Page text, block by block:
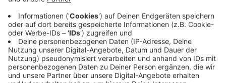
lädt der Evangelische Arbeitskreis der CDU
Leverkusen zu einer Mahnwache ein. Die Mahnwache
soll am Dienstag (8. Oktober) vor dem Rathaus
stattfinden. „Wir wollen mit der Veranstaltung ein
stilles und starkes Zeichen setzen – für die
Menschlichkeit und gegen jede Form des Terrors“,